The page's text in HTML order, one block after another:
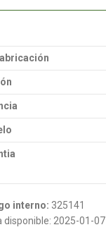
interno: 325141
disponible: 2025-01-07